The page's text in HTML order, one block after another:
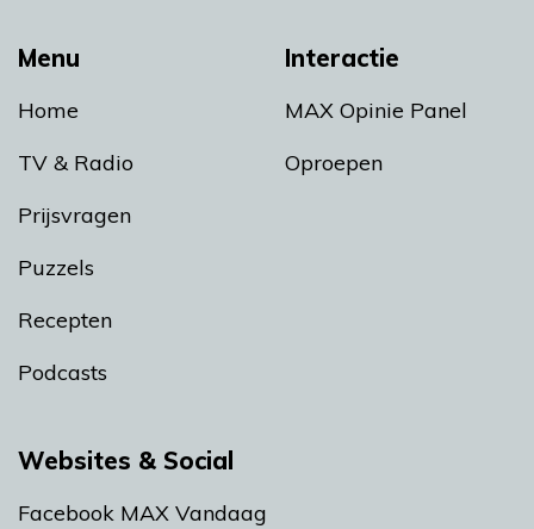
Menu
Home
TV & Radio
Prijsvragen
Puzzels
Recepten
Podcasts
Interactie
MAX Opinie Panel
Oproepen
Websites & Social
Facebook MAX Vandaag